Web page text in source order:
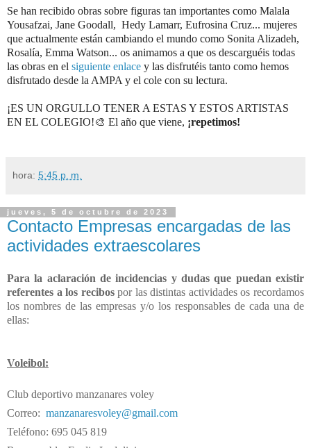
Se han recibido obras sobre figuras tan importantes como Malala
Yousafzai, Jane Goodall, Hedy Lamarr, Eufrosina Cruz... mujeres
que actualmente están cambiando el mundo como Sonita Alizadeh,
Rosalía, Emma Watson... os animamos a que os descarguéis todas
las obras en el siguiente enlace y las disfrutéis tanto como hemos
disfrutado desde la AMPA y el cole con su lectura.
¡ES UN ORGULLO TENER A ESTAS Y ESTOS ARTISTAS
EN EL COLEGIO!🎨 El año que viene, ¡repetimos!
hora: 5:45 p. m.
jueves, 5 de octubre de 2023
Contacto Empresas encargadas de las
actividades extraescolares
Para la aclaración de incidencias y dudas que puedan existir
referentes a los recibospor las distintas actividades os recordamos
los nombres de las empresas y/o los responsables de cada una de
ellas:
Voleibol:
Club deportivo manzanares voley
Correo: manzanaresvoley@gmail.com
Teléfono: 695 045 819